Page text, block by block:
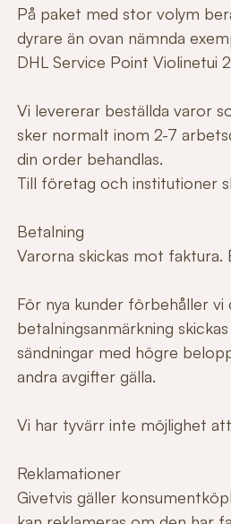
På paket med stor volym
dyrare än ovan nämnda
DHL Service Point Violinetui
Vi levererar beställda varor
sker normalt inom 2-7
din order behandlas.
Till företag och institutioner
Betalning
Varorna skickas mot faktura.
För nya kunder förbehåller
betalningsanmärkning
sändningar med högre
andra avgifter gälla.
Vi har tyvärr inte möjlighet
Reklamationer
Givetvis gäller